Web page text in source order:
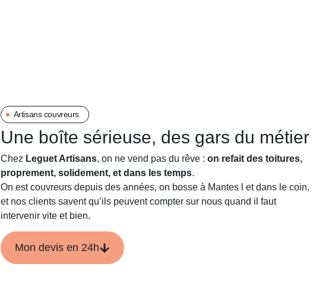
Artisans couvreurs
Une boîte sérieuse, des gars du métier
Chez Leguet Artisans, on ne vend pas du rêve :on refait des toitures,
proprement, solidement, et dans les temps.
On est couvreurs depuis des années, on bosse à Mantes l et dans le coin,
et nos clients savent qu’ils peuvent compter sur nous quand il faut
intervenir vite et bien.
Mon devis en 24h